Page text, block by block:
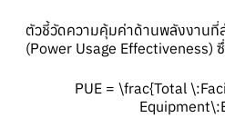
ตัวชี้วัดความคุ้มค่าด้านพลังงานที่
(Power Usage Effectiveness)
PUE = \frac{Total